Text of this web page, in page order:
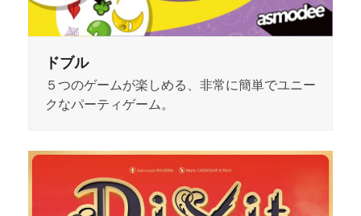
ドブル
５つのゲームが楽しめる、非常に簡単でユニー
クなパーティゲーム。